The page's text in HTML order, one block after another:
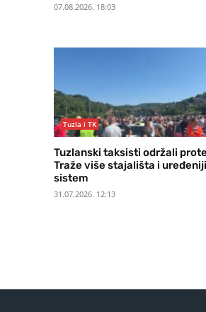
07.08.2026. 18:03
Tuzla i TK
Tuzlanski taksisti održali
Traže više stajališta i uređeniji
sistem
31.07.2026. 12:13